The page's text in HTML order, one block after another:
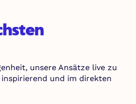
unsere Ansätze live zu
und im direkten